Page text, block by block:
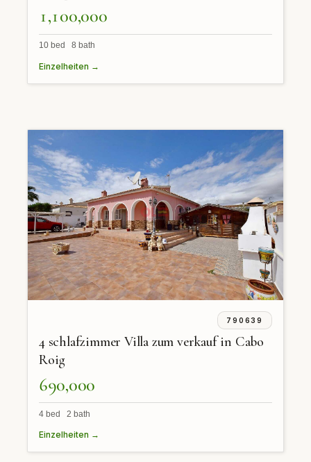
1,100,000
10 bed 8 bath
Einzelheiten →
790639
4 schlafzimmer Villa zum verkauf in Cabo
Roig
690,000
4 bed 2 bath
Einzelheiten →